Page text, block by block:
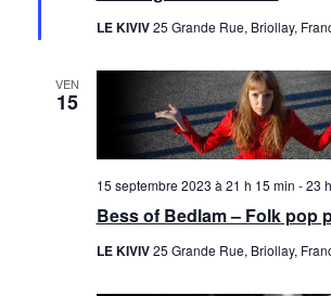
LE KIVIV25 Grande Rue, Briollay,
VEN
15
Bess of Bedlam – Folk pop
15 septembre 2023 à 21 h 15 min -23
LE KIVIV25 Grande Rue, Briollay,